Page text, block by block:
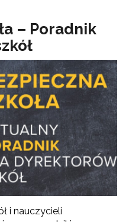
– Poradnik
i nauczycieli